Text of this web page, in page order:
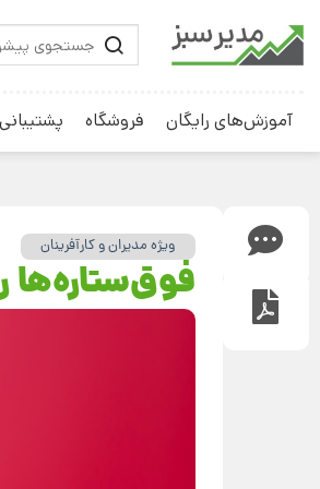
آموزش‌های رایگان فروشگاه پشتیبانی
ویژه مدیران و کارآفرینان
فوق‌ستاره‌ها